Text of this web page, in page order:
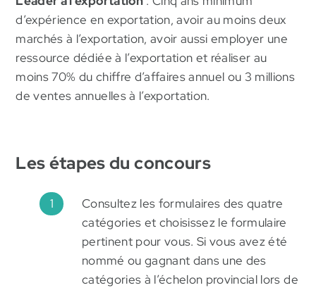
Notez que le Canada (les provinces et territoires,
outre le Québec) est considéré comme un marché
d’exportation (pays).
Rivière-du Nord ; de Thérèse-de-Blainville ; Deux-
Mirabel.
d’expérience en exportation, avoir au moins deux
marchés à l’exportation, avoir aussi employer une
ressource dédiée à l’exportation et réaliser au
moins 70% du chiffre d’affaires annuel ou 3 millions
de ventes annuelles à l’exportation.
Les étapes du concours
Consultez les formulaires des quatre
catégories et choisissez le formulaire
pertinent pour vous. Si vous avez été
nommé ou gagnant dans une des
catégories à l’échelon provincial lors de